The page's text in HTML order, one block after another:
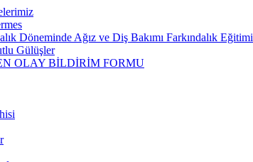
Döneminde Ağız ve Diş Bakımı Farkındalık Eğitimi
Gülüşler
OLAY BİLDİRİM FORMU